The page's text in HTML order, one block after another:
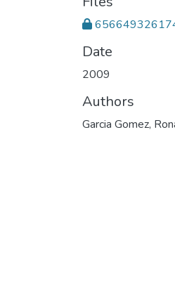
Date
2009
Authors
Garcia Gomez,